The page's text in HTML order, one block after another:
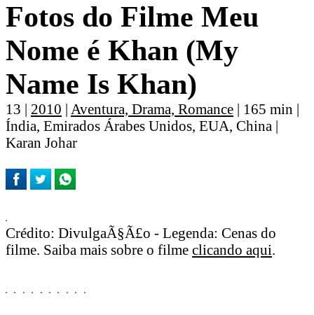
Fotos do Filme Meu
Nome é Khan (My
Name Is Khan)
13 | 2010 | Aventura, Drama, Romance | 165 min |
Índia, Emirados Árabes Unidos, EUA, China |
Karan Johar
Crédito: DivulgaÃ§Ã£o - Legenda: Cenas do
filme. Saiba mais sobre o filme clicando aqui.